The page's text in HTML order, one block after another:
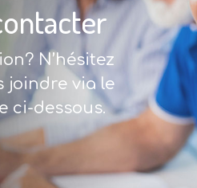
N’hésitez
joindre via le
ci-dessous.